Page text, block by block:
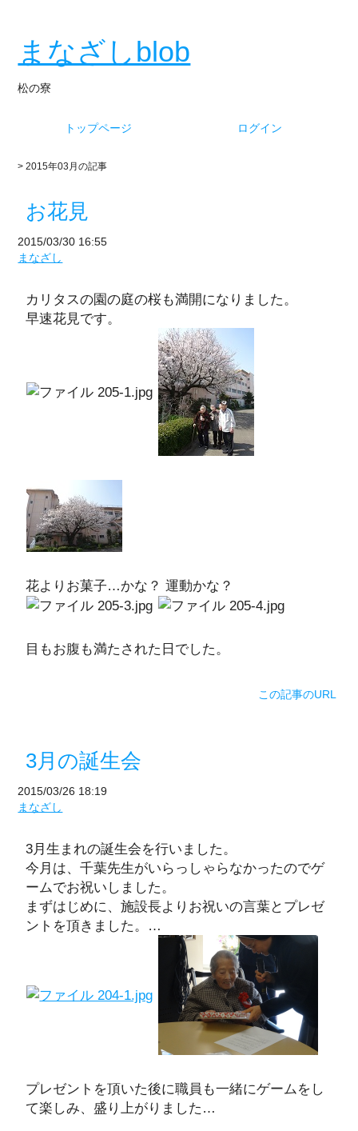
まなざしblob
松の寮
トップページ ログイン
> 2015年03月の記事
お花見
2015/03/30 16:55
まなざし
カリタスの園の庭の桜も満開になりました。
早速花見です。
花よりお菓子…かな？ 運動かな？
目もお腹も満たされた日でした。
この記事のURL
3月の誕生会
2015/03/26 18:19
まなざし
3月生まれの誕生会を行いました。
今月は、千葉先生がいらっしゃらなかったのでゲ
ームでお祝いしました。
まずはじめに、施設長よりお祝いの言葉とプレゼ
ントを頂きました。…
プレゼントを頂いた後に職員も一緒にゲームをし
て楽しみ、盛り上がりました…